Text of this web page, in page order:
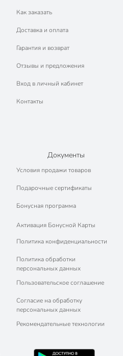
Как заказать
Доставка и оплата
Гарантия и возврат
Отзывы и предложения
Вход в личный кабинет
Контакты
Документы
Условия продажи товаров
Подарочные сертификаты
Бонусная программа
Активация Бонусной Карты
Политика конфиденциальности
Политика обработки
персональных данных
Пользовательское соглашение
Согласие на обработку
персональных данных
Рекомендательные технологии